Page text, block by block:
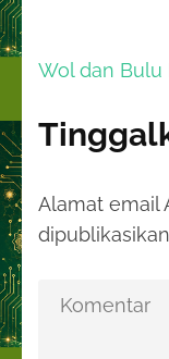
Navigasi
Wol dan Bulu
Alamat email